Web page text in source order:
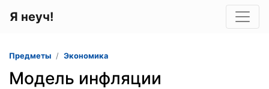
Я неуч!
Предметы Экономика
Модель инфляции